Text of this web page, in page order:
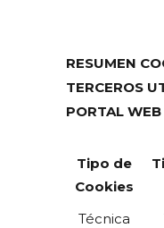
RESUMEN
TERCEROS
PORTAL WEB
Tipo de
Cookies
Técnica